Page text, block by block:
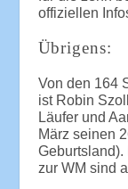
offiziellen
Übrigens:
Von den 164
ist Robin
Läufer und
März seinen
zur WM sind